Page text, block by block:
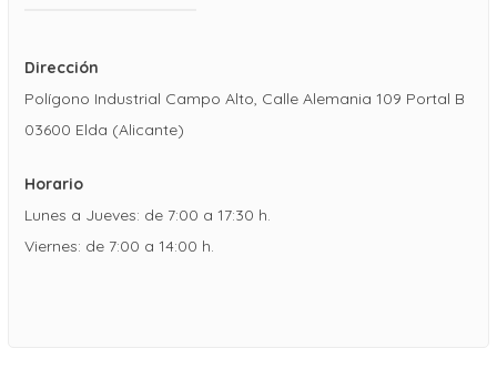
Dirección
Polígono Industrial Campo Alto, Calle Alemania 109 Portal B
03600 Elda (Alicante)
Horario
Lunes a Jueves: de 7:00 a 17:30 h.
Viernes: de 7:00 a 14:00 h.